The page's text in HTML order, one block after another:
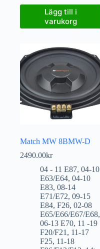
Lägg till i
varukorg
Match MW 8BMW-D
2490.00kr
04 - 11 E87, 04-10
E63/E64, 04-10
E83, 08-14
E71/E72, 09-15
E84, F26, 02-08
E65/E66/E67/E68,
06-13 E70, 11 -19
F20/F21 , 11-17
F25, 11-18